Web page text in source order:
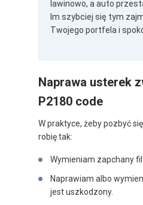
lawinowo, a auto
Im szybciej się tym
Twojego portfela i
Naprawa usterek
P2180 code
W praktyce, żeby pozbyć
robię tak:
Wymieniam zapchany
Naprawiam albo
jest uszkodzony.